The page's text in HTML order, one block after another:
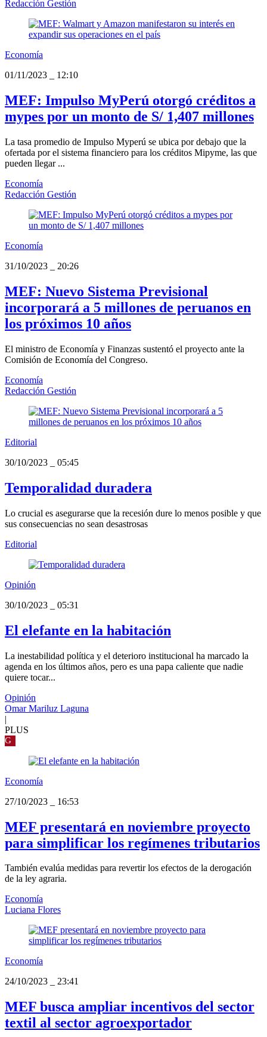
Redacción Gestión
Economía
01/11/2023
12:10
MEF: Impulso MyPerú otorgó créditos a
mypes por un monto de S/ 1,407 millones
La tasa promedio de Impulso Myperú se ubica por debajo que la
ofertada por el sistema financiero para los créditos Mipyme, las que
pueden llegar ...
Economía
Redacción Gestión
Economía
31/10/2023
20:26
MEF: Nuevo Sistema Previsional
incorporará a 5 millones de peruanos en
los próximos 10 años
El ministro de Economía y Finanzas sustentó el proyecto ante la
Comisión de Economía del Congreso.
Economía
Redacción Gestión
Editorial
30/10/2023
05:45
Temporalidad duradera
Lo crucial es asegurarse que la recesión dure lo menos posible y que
sus consecuencias no sean desastrosas
Editorial
Opinión
30/10/2023
05:31
El elefante en la habitación
La inestabilidad política y el deterioro institucional ha marcado la
agenda en los últimos años, pero es una papa caliente que nadie
quiere tocar...
Opinión
Omar Mariluz Laguna
|
PLUS
G
Economía
27/10/2023
16:53
MEF presentará en noviembre proyecto
para simplificar los regímenes tributarios
También evalúa medidas para revertir los efectos de la derogación
de la ley agraria.
Economía
Luciana Flores
Economía
24/10/2023
23:41
MEF busca ampliar incentivos del sector
textil al sector agroexportador